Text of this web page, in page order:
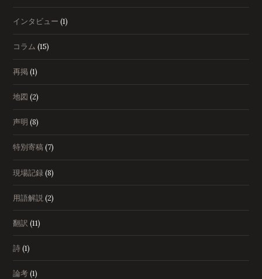
インタビュー (1)
コラム (15)
再掲 (1)
地図 (2)
声明 (8)
特別寄稿(7)
現場記録(8)
用語解説(2)
翻訳 (11)
詩(1)
論考(1)